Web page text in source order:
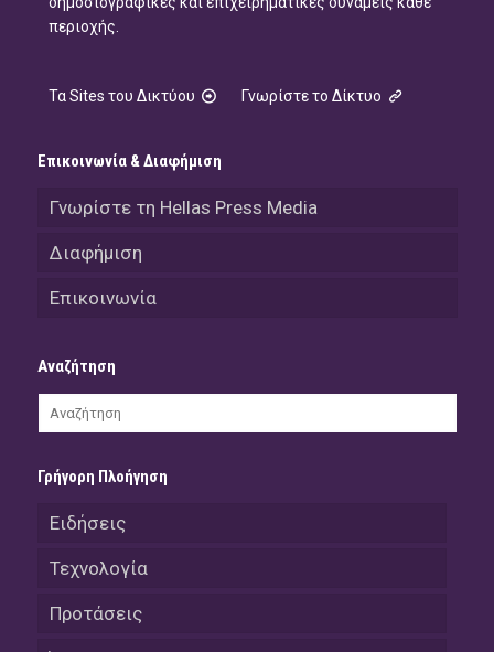
περιοχής.
Τα Sites του Δικτύου Γνωρίστε το Δίκτυο
Επικοινωνία & Διαφήμιση
Γνωρίστε τη Hellas Press Media
Διαφήμιση
Επικοινωνία
Αναζήτηση
Γρήγορη Πλοήγηση
Ειδήσεις
Τεχνολογία
Προτάσεις